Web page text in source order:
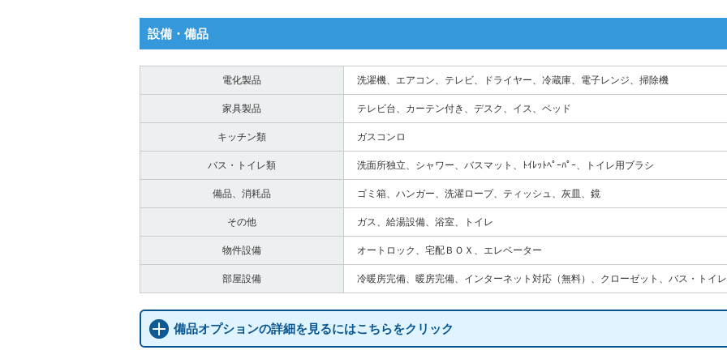
設備・備品
電化製品 洗濯機、エアコン、テレビ、ドライヤー、冷蔵庫、電子レンジ、掃除機
家具製品 テレビ台、カーテン付き、デスク、イス、ベッド
キッチン類 ガスコンロ
バス・トイレ類 洗面所独立、シャワー、バスマット、ﾄｲﾚｯﾄﾍﾟｰﾊﾟｰ、トイレ用ブラシ
備品、消耗品 ゴミ箱、ハンガー、洗濯ロープ、ティッシュ、灰皿、鏡
その他 ガス、給湯設備、浴室、トイレ
物件設備 オートロック、宅配ＢＯＸ、エレベーター
部屋設備 冷暖房完備、暖房完備、インターネット対応（無料）、クローゼット、バス・トイ
備品オプションの詳細を見るにはこちらをクリック